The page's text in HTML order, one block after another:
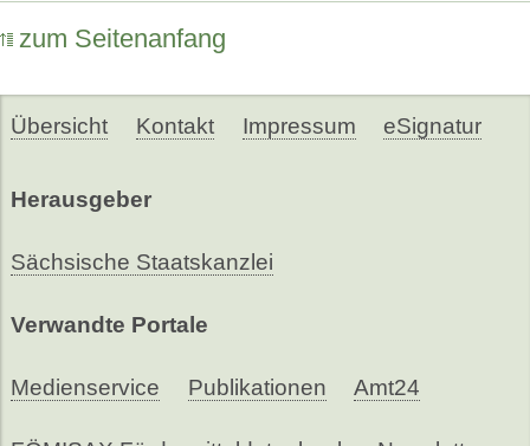
zum Seitenanfang
Übersicht Kontakt Impressum eSignatur
Herausgeber
Sächsische Staatskanzlei
Verwandte Portale
Medienservice Publikationen Amt24